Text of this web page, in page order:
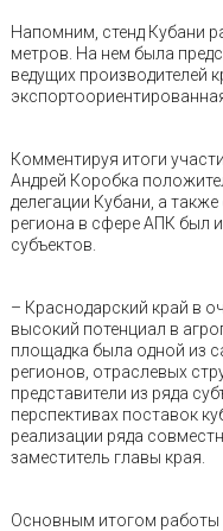
Напомним, стенд Кубани
метров. На нем была
ведущих производителей
Комментируя итоги
Андрей Коробка
делегации Кубани, а
региона в сфере АПК был
субъектов.
– Краснодарский край в
высокий потенциал в
площадка была одной из
регионов, отраслевых
представители из ряда
перспективах поставок
реализации ряда
заместитель главы края.
Основным итогом работы